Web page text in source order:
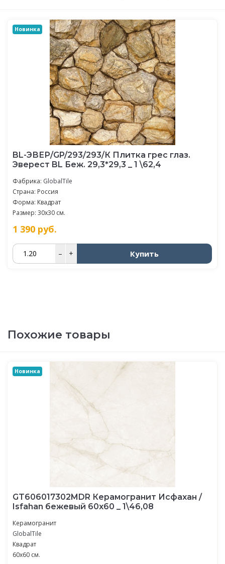
Новинка
BL-ЭВЕР/GP/293/293/К Плитка грес глаз.
Эверест BL Беж. 29,3*29,3 _ 1 \62,4
Фабрика: GlobalTile
Страна: Россия
Форма: Квадрат
Размер: 30x30 см.
1 390 руб.
– + Купить
Похожие товары
Новинка
GT606017302MDR Керамогранит Исфахан /
Isfahan бежевый 60x60 _ 1\46,08
Керамогранит
GlobalTile
Квадрат
60x60 см.